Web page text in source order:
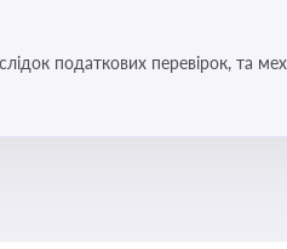
податкових перевірок, та